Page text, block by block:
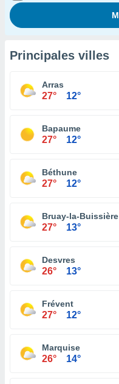
Principales villes
Arras
27° 12°
Bapaume
27° 12°
Béthune
27° 12°
Bruay-la-Buissière
27° 13°
Desvres
26° 13°
Frévent
27° 12°
Marquise
26° 14°